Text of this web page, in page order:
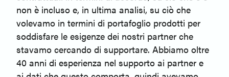
non è incluso e, in ultima analisi, su ciò che
volevamo in termini di portafoglio prodotti per
soddisfare le esigenze dei nostri partner che
stavamo cercando di supportare. Abbiamo oltre
40 anni di esperienza nel supporto ai partner e